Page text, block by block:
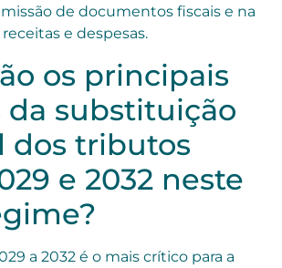
de documentos fiscais e na
e despesas.
os principais
da substituição
dos tributos
e 2032 neste
a 2032 é o mais crítico para a